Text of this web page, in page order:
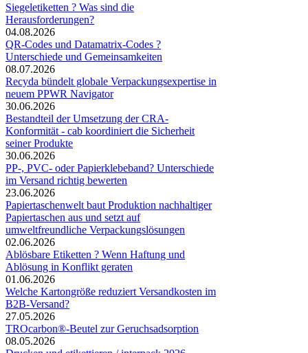
Siegeletiketten ? Was sind die
Herausforderungen?
04.08.2026
QR-Codes und Datamatrix-Codes ?
Unterschiede und Gemeinsamkeiten
08.07.2026
Recyda bündelt globale Verpackungsexpertise in
neuem PPWR Navigator
30.06.2026
Bestandteil der Umsetzung der CRA-
Konformität - cab koordiniert die Sicherheit
seiner Produkte
30.06.2026
PP-, PVC- oder Papierklebeband? Unterschiede
im Versand richtig bewerten
23.06.2026
Papiertaschenwelt baut Produktion nachhaltiger
Papiertaschen aus und setzt auf
umweltfreundliche Verpackungslösungen
02.06.2026
Ablösbare Etiketten ? Wenn Haftung und
Ablösung in Konflikt geraten
01.06.2026
Welche Kartongröße reduziert Versandkosten im
B2B-Versand?
27.05.2026
TROcarbon®-Beutel zur Geruchsadsorption
08.05.2026